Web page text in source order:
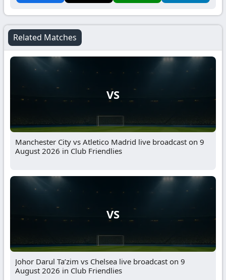
Related Matches
VS
Manchester City vs Atletico Madrid live broadcast on 9
August 2026 in Club Friendlies
VS
Johor Darul Ta’zim vs Chelsea live broadcast on 9
August 2026 in Club Friendlies